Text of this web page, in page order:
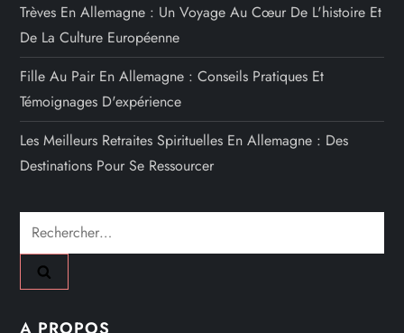
Trèves En Allemagne : Un Voyage Au Cœur De L'histoire Et
De La Culture Européenne
Fille Au Pair En Allemagne : Conseils Pratiques Et
Témoignages D'expérience
Les Meilleurs Retraites Spirituelles En Allemagne : Des
Destinations Pour Se Ressourcer
Rechercher :